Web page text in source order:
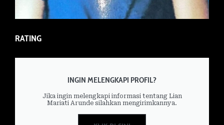
RATING
INGIN MELENGKAPI PROFIL?
Jika ingin melengkapi informasi tentang Lian
Mariati Arunde silahkan mengirimkannya.